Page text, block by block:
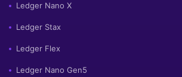
Ledger Nano X
Ledger Stax
Ledger Flex
Ledger Nano Gen5